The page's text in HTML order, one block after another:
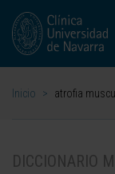
Inicio > atrofia
DICCIONARIO